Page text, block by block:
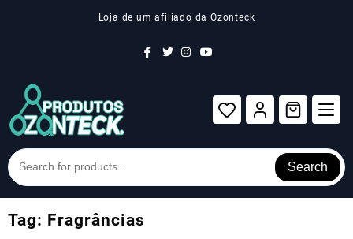
Loja de um afiliado da Ozonteck
Search
Tag: Fragrâncias